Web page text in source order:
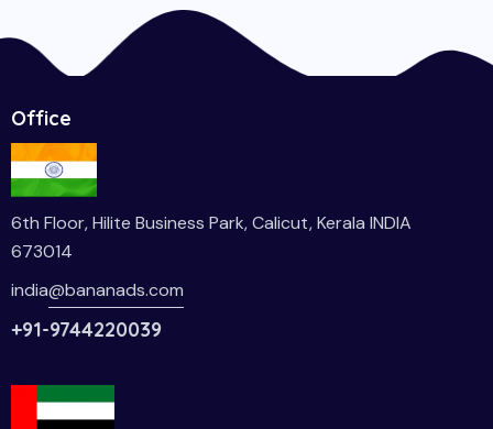
Office
6th Floor, Hilite Business Park, Calicut, Kerala INDIA
673014
india@bananads.com
+91-9744220039